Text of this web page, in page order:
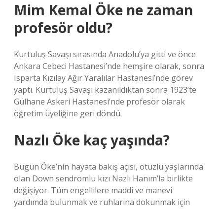
Mim Kemal Öke ne zaman
profesör oldu?
Kurtuluş Savaşı sırasında Anadolu’ya gitti ve önce
Ankara Cebeci Hastanesi’nde hemşire olarak, sonra
Isparta Kızılay Ağır Yaralılar Hastanesi’nde görev
yaptı. Kurtuluş Savaşı kazanıldıktan sonra 1923’te
Gülhane Askeri Hastanesi’nde profesör olarak
öğretim üyeliğine geri döndü.
Nazlı Öke kaç yaşında?
Bugün Öke’nin hayata bakış açısı, otuzlu yaşlarında
olan Down sendromlu kızı Nazlı Hanım’la birlikte
değişiyor. Tüm engellilere maddi ve manevi
yardımda bulunmak ve ruhlarına dokunmak için